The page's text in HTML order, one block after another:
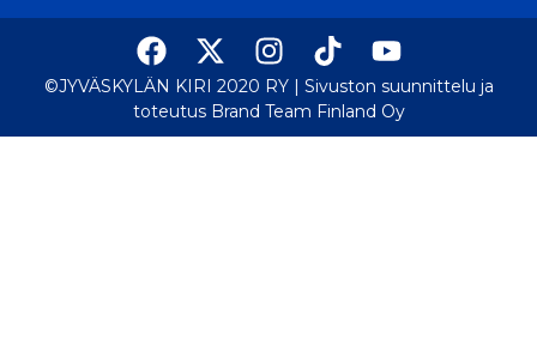
©JYVÄSKYLÄN KIRI 2020 RY | Sivuston suunnittelu ja
toteutus Brand Team Finland Oy